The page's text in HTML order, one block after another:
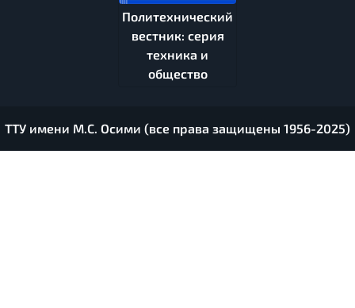
Политехнический
вестник: серия
техника и
общество
ТТУ имени М.С. Осими (все права защищены 1956-2025)